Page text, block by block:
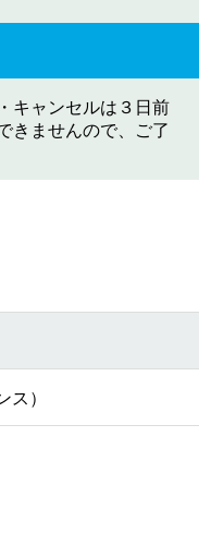
キャンセルは３日前
きませんので、ご了
）